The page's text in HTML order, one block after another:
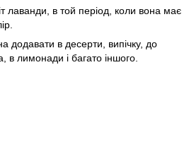
лаванди, в той період, коли вона має
додавати в десерти, випічку, до
в лимонади і багато іншого.